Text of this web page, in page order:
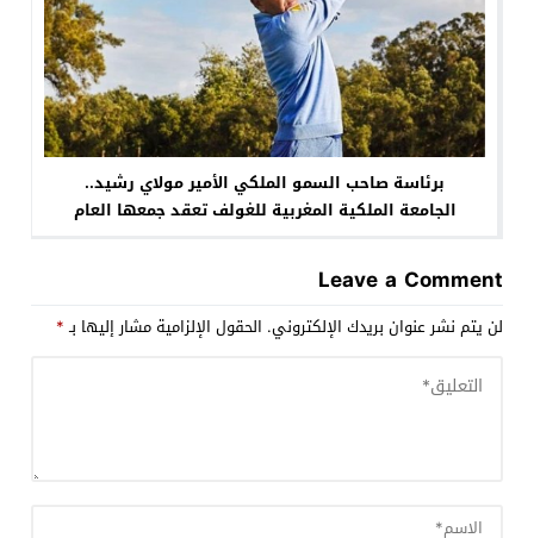
برئاسة صاحب السمو الملكي الأمير مولاي رشيد..
الجامعة الملكية المغربية للغولف تعقد جمعها العام
Leave a Comment
لن يتم نشر عنوان بريدك الإلكتروني. الحقول الإلزامية مشار إليها بـ*